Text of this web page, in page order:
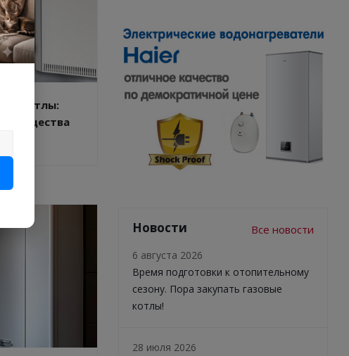
котлы:
Новости Все новости
6 августа 2026
Время подготовки к отопительному
сезону. Пора закупать газовые
котлы!
28 июля 2026